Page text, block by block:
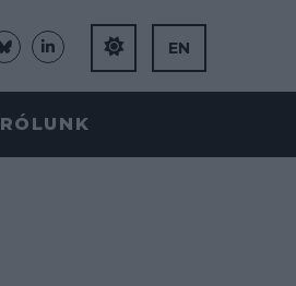
EN
RÓLUNK